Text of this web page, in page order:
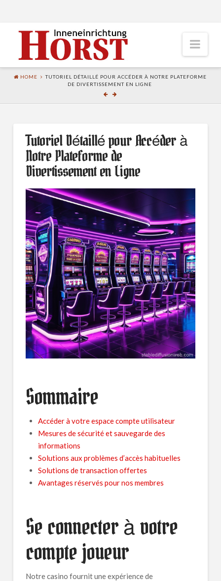
Service
Malerarbeiten
Deko und Gardinen
Sonnenschutz
Polster
Portfolio
Kontakt
HOME
TUTORIEL DÉTAILLÉ POUR ACCÉDER À NOTRE PLATEFORME
DE DIVERTISSEMENT EN LIGNE
Tutoriel Détaillé pour Accéder à
Notre Plateforme de
Divertissement en Ligne
Sommaire
Accéder à votre espace compte utilisateur
Mesures de sécurité et sauvegarde des
informations
Solutions aux problèmes d’accès habituelles
Solutions de transaction offertes
Avantages réservés pour nos membres
Se connecter à votre
compte joueur
Notre casino fournit une expérience de